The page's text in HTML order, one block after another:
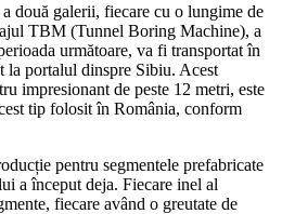
două galerii, fiecare cu o lungime de
TBM (Tunnel Boring Machine), a
următoare, va fi transportat în
la portalul dinspre Sibiu. Acest
impresionant de peste 12 metri, este
tip folosit în România, conform
pentru segmentele prefabricate
a început deja. Fiecare inel al
fiecare având o greutate de